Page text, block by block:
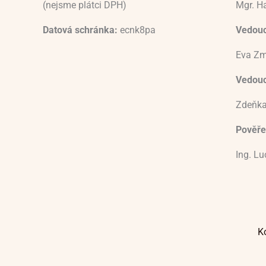
(nejsme plátci DPH)
Datová schránka: ecnk8pa
Mgr.
Eva
Ing.